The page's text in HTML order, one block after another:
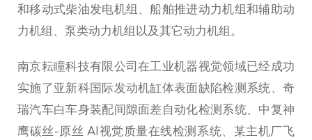
和移动式柴油发电机组、船舶推进动力机组和辅助动
力机组、泵类动力机组以及其它动力机组。
南京耘瞳科技有限公司在工业机器视觉领域已经成功
实施了亚新科国际发动机缸体表面缺陷检测系统、奇
瑞汽车白车身装配间隙面差自动化检测系统、中复神
鹰碳丝-原丝 AI视觉质量在线检测系统、某主机厂飞